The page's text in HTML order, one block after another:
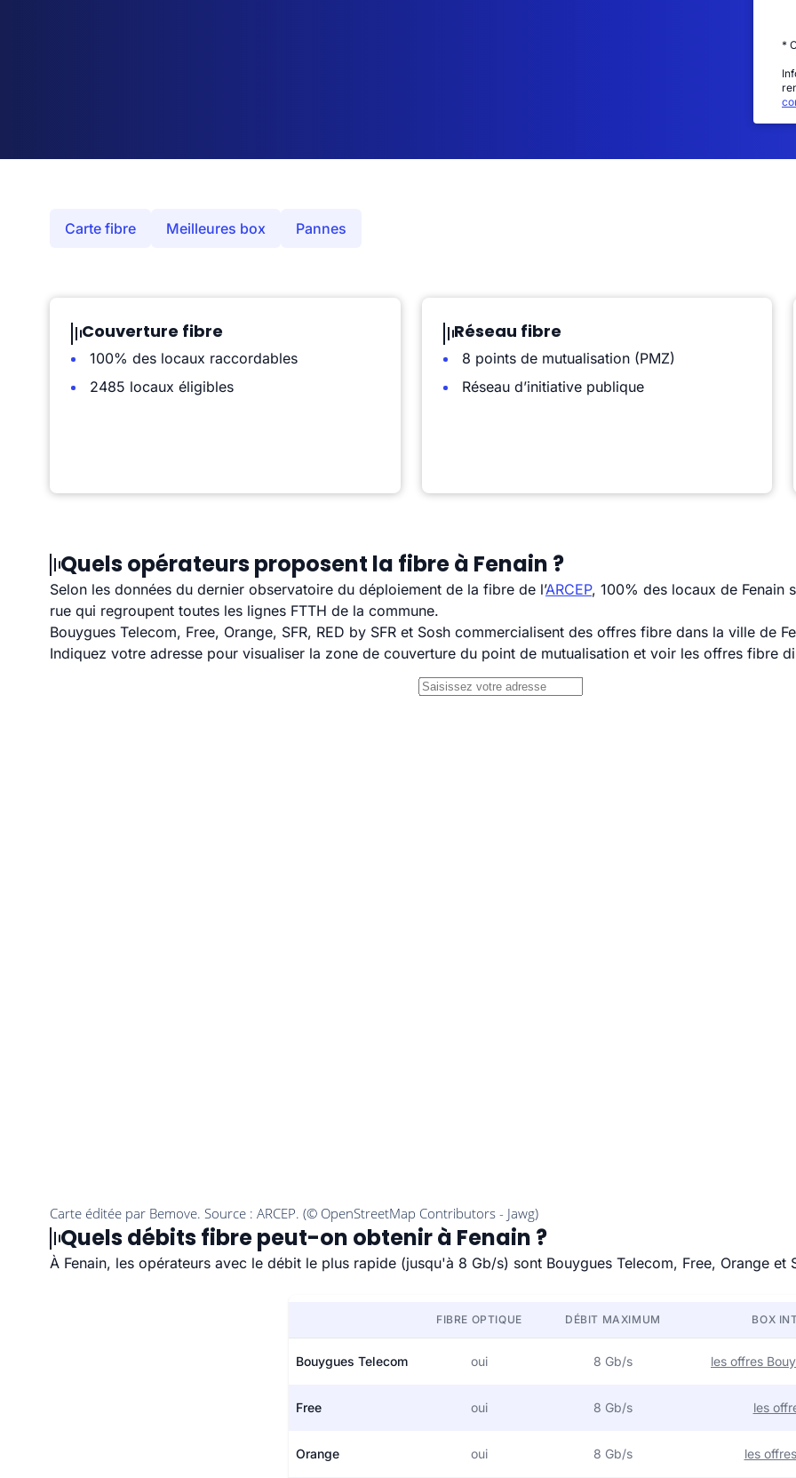
*
Carte fibre Meilleures box Pannes
Couverture fibre
100% des locaux raccordables
2485 locaux éligibles
Réseau fibre
8 points de mutualisation (PMZ)
Réseau d’initiative publique
Quels opérateurs proposent la fibre à Fenain ?
Selon les données du dernier observatoire du déploiement de la fibre de l’ARCEP, 100% des locaux de Fenain
rue qui regroupent toutes les lignes FTTH de la commune.
Bouygues Telecom, Free, Orange, SFR, RED by SFR et Sosh commercialisent des offres fibre dans la ville de
Indiquez votre adresse pour visualiser la zone de couverture du point de mutualisation et voir les offres fibre
Quels débits fibre peut-on obtenir à Fenain ?
À Fenain, les opérateurs avec le débit le plus rapide (jusqu'à 8 Gb/s) sont Bouygues Telecom, Free, Orange et
FIBRE OPTIQUE DÉBIT MAXIMUM BOX
Bouygues Telecom oui 8 Gb/s les offres
Free oui 8 Gb/s les
Orange oui 8 Gb/s les